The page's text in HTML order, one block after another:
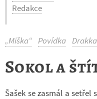
Redakce
„Miška“ Povídka
Sokol a
Šašek se za­smál a se­třel